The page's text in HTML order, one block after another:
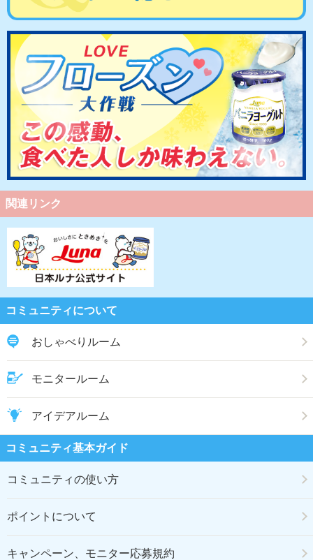
関連リンク
コミュニティについて
おしゃべりルーム
モニタールーム
アイデアルーム
コミュニティ基本ガイド
コミュニティの使い方
ポイントについて
キャンペーン、モニター応募規約